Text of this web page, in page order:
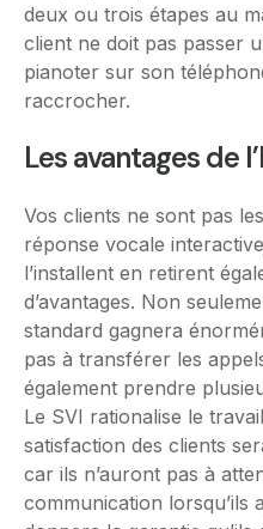
deux ou trois étapes au
client ne doit pas passer
pianoter sur son
raccrocher.
Les avantages de
Vos clients ne sont pas
réponse vocale
l’installent en retirent
d’avantages. Non
standard gagnera
pas à transférer les
également prendre
Le SVI rationalise le
satisfaction des clients
car ils n’auront pas à
communication lorsqu’ils